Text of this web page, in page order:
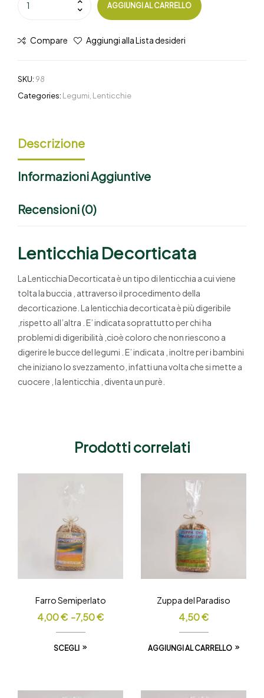
AGGIUNGI AL CARRELLO
Compare Aggiungi alla Lista desideri
SKU: 98
Categories: Legumi, Lenticchie
Descrizione
Informazioni Aggiuntive
Recensioni (0)
Lenticchia Decorticata
La Lenticchia Decorticata è un tipo di lenticchia a cui viene
tolta la buccia , attraverso il procedimento della
decorticazione. La lenticchia decorticata è più digeribile
,rispetto all’altra . E’ indicata soprattutto per chi ha
problemi di digeribilità ,cioè coloro che non riescono a
digerire le bucce del legumi . E’ indicata , inoltre per i bambini
che iniziano lo svezzamento, infatti una volta che si mette a
cuocere , la lenticchia , diventa un purè.
Prodotti correlati
Farro Semiperlato
4,00€ -7,50€
SCEGLI
Zuppa del Paradiso
4,50€
AGGIUNGI AL CARRELLO